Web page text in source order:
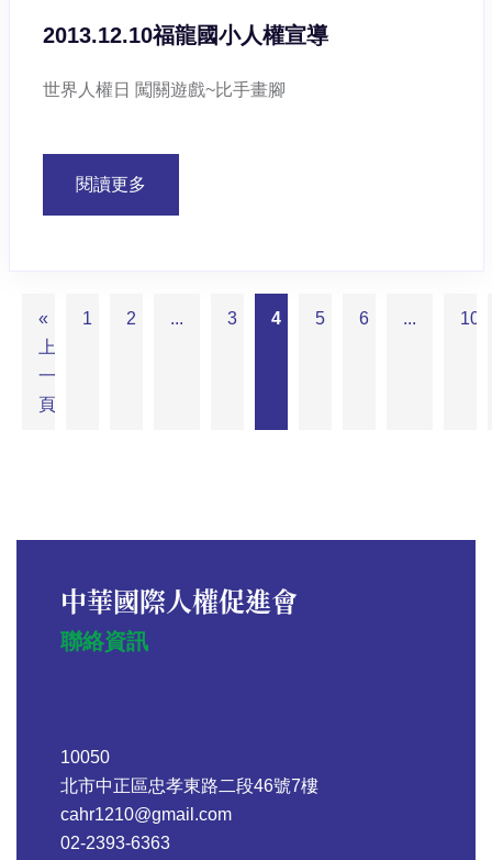
2013.12.10福龍國小人權宣導
世界人權日 闖關遊戲~比手畫腳
閱讀更多
«
上
一
頁
1 2 ... 3 4 5 6 ... 10
中華國際人權促進會
聯絡資訊
10050
北市中正區忠孝東路二段46號7樓
cahr1210@gmail.com
02-2393-6363